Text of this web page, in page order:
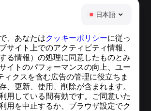
日本語
、あなたはクッキーポリシーに従っ
イト上でのアクティビティ情報、
る情報）の処理に同意したものとみ
イトのパフォーマンスの向上、ユー
クスを含む広告の管理に役立ちま
更新、使用、削除が含まれます。
用している間有効です。ご同意いた
用を中止するか、ブラウザ設定でク
ヘルプセンター
ニュースと記事
プロジェクトについて
連絡先